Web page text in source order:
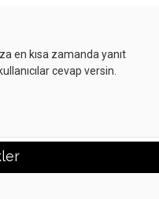
en kısa zamanda yanıt
cevap versin.